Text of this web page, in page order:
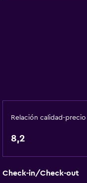
Relación calidad-precio
8,2
Check-in/Check-out